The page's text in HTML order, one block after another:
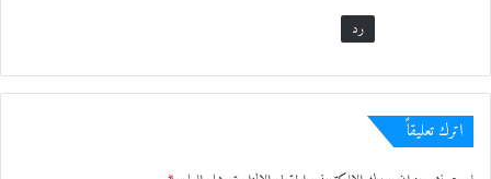
رد
اترك تعليقاً